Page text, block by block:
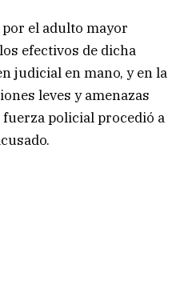
el adulto mayor
efectivos de dicha
judicial en mano, y en la
leves y amenazas
policial procedió a